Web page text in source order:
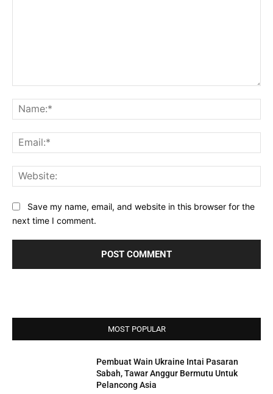
Save my name, email, and website in this browser for the
next time I comment.
MOST POPULAR
Pembuat Wain Ukraine Intai Pasaran
Sabah, Tawar Anggur Bermutu Untuk
Pelancong Asia